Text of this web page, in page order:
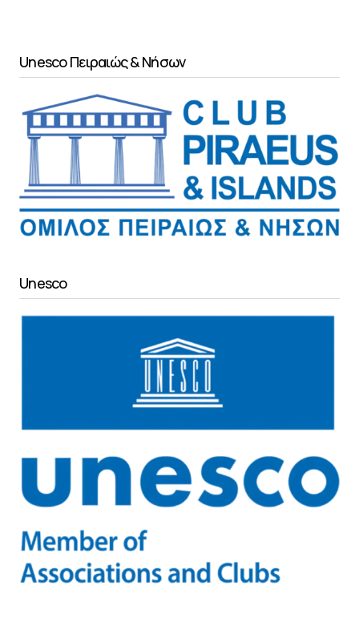
Unesco Πειραιώς & Νήσων
Unesco